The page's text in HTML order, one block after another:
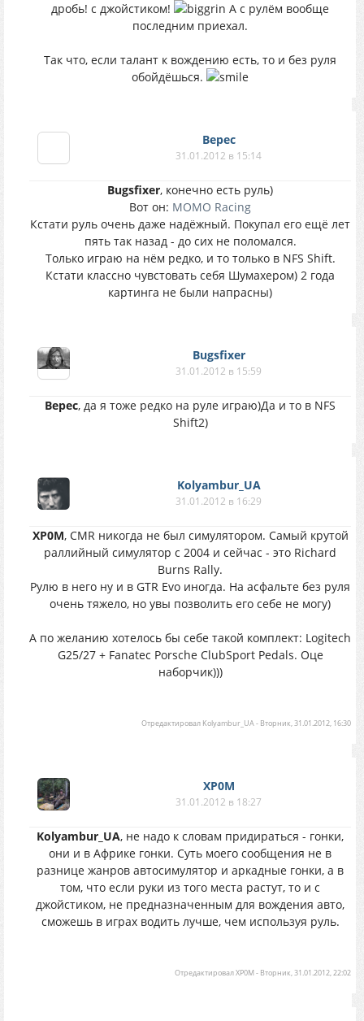
дробь! с джойстиком!
А с рулём вообще
последним приехал.
Так что, если талант к вождению есть, то и без руля
обойдёшься.
Верес
31.01.2012 в 15:14
Bugsfixer, конечно есть руль)
Вот он: MOMO Racing
Кстати руль очень даже надёжный. Покупал его ещё лет
пять так назад - до сих не поломался.
Только играю на нём редко, и то только в NFS Shift.
Кстати классно чувстовать себя Шумахером) 2 года
картинга не были напрасны)
Bugsfixer
31.01.2012 в 15:59
Верес, да я тоже редко на руле играю)Да и то в NFS
Shift2)
Kolyambur_UA
31.01.2012 в 16:29
XP0M, CMR никогда не был симулятором. Самый крутой
раллийный симулятор с 2004 и сейчас - это Richard
Burns Rally.
Рулю в него ну и в GTR Evo иногда. На асфальте без руля
очень тяжело, но увы позволить его себе не могу)
А по желанию хотелось бы себе такой комплект: Logitech
G25/27 + Fanatec Porsche ClubSport Pedals. Оце
наборчик)))
Отредактировал Kolyambur_UA- Вторник, 31.01.2012, 16:30
XP0M
31.01.2012 в 18:27
Kolyambur_UA, не надо к словам придираться - гонки,
они и в Африке гонки. Суть моего сообщения не в
разнице жанров автосимулятор и аркадные гонки, а в
том, что если руки из того места растут, то и с
джойстиком, не предназначенным для вождения авто,
сможешь в играх водить лучше, чем используя руль.
ОтредактировалXP0M- Вторник, 31.01.2012, 22:02